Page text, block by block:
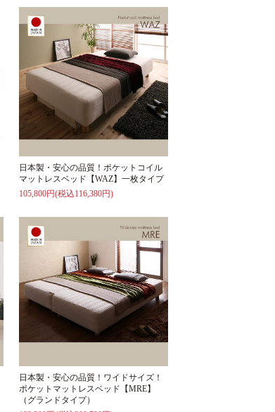
日本製・安心の品質！ポケットコイル
マットレスベッド【WAZ】一枚タイプ
105,800円(税込116,380円)
日本製・安心の品質！ワイドサイズ！
ポケットマットレスベッド【MRE】
（グランドタイプ）